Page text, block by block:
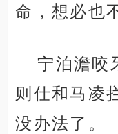
命，想必也
宁泊澹咬
则仕和马凌
没办法了。